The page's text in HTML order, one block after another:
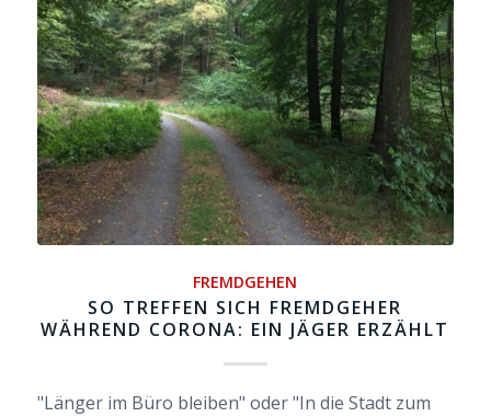
FREMDGEHEN
SO TREFFEN SICH FREMDGEHER
WÄHREND CORONA: EIN JÄGER ERZÄHLT
"Länger im Büro bleiben" oder "In die Stadt zum